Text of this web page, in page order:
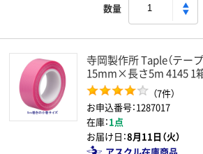
数量
寺岡製作所 Taple（テー
15mm×長さ5m 4145 1箱
（7件）
お申込番号：1287017
在庫：1点
お届け日：8月11日（火）